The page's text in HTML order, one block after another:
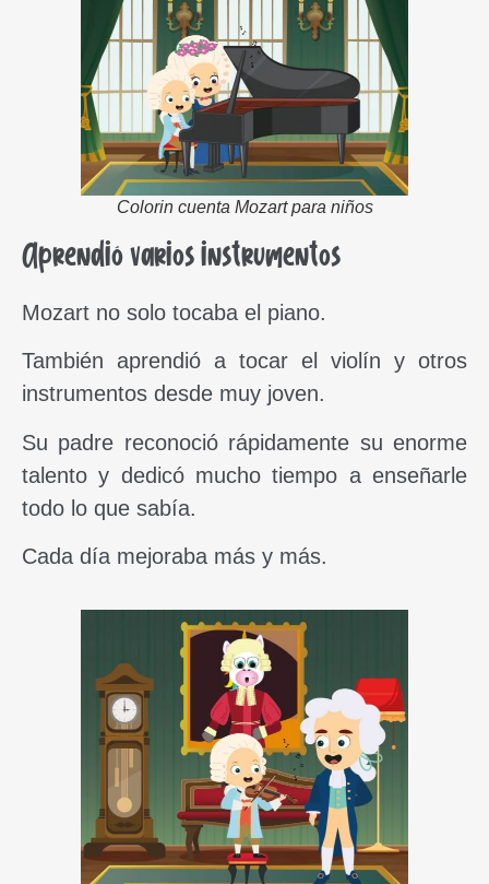
Colorin cuenta Mozart para niños
Aprendió varios instrumentos
Mozart no solo tocaba el piano.
También aprendió a tocar el violín y otros
instrumentos desde muy joven.
Su padre reconoció rápidamente su enorme
talento y dedicó mucho tiempo a enseñarle
todo lo que sabía.
Cada día mejoraba más y más.